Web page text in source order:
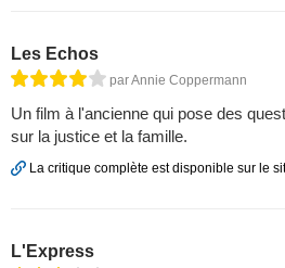
Les Echos
par Annie Coppermann
Un film à l'ancienne qui pose des
sur la justice et la famille.
La critique complète est disponible sur le
L'Express